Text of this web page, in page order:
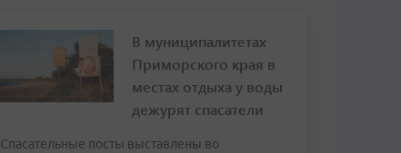
В муниципалитетах
Приморского края в
местах отдыха у воды
дежурят спасатели
Спасательные посты выставлены во